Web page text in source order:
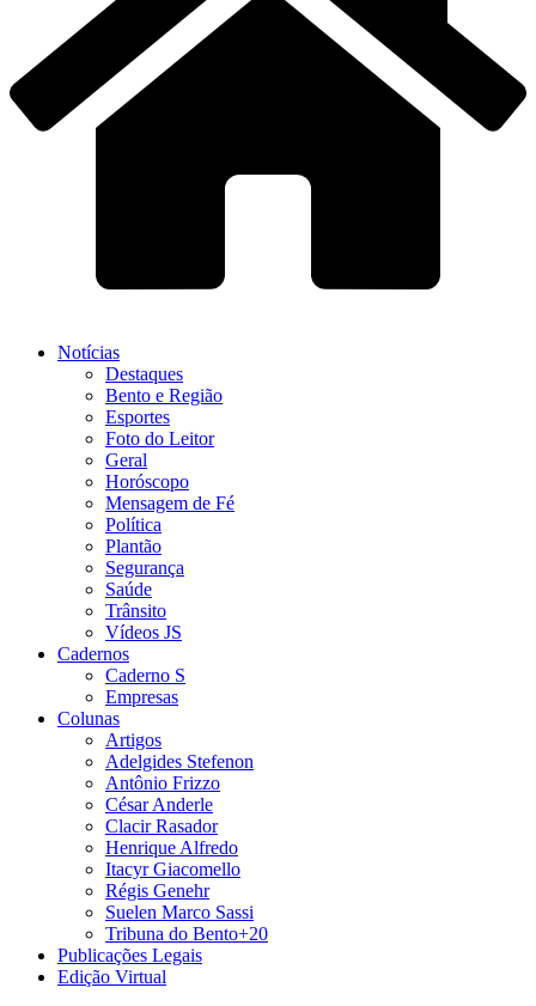
Notícias
Destaques
Bento e Região
Esportes
Foto do Leitor
Geral
Horóscopo
Mensagem de Fé
Política
Plantão
Segurança
Saúde
Trânsito
Vídeos JS
Cadernos
Caderno S
Empresas
Colunas
Artigos
Adelgides Stefenon
Antônio Frizzo
César Anderle
Clacir Rasador
Henrique Alfredo
Itacyr Giacomello
Régis Genehr
Suelen Marco Sassi
Tribuna do Bento+20
Publicações Legais
Edição Virtual